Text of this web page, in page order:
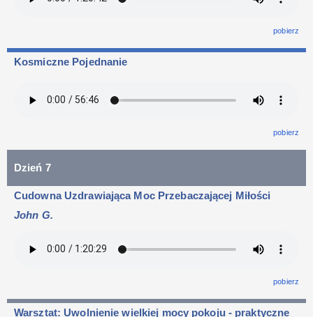
pobierz
Kosmiczne Pojednanie
pobierz
Dzień 7
Cudowna Uzdrawiająca Moc Przebaczającej Miłości
John G.
pobierz
Warsztat: Uwolnienie wielkiej mocy pokoju - praktyczne